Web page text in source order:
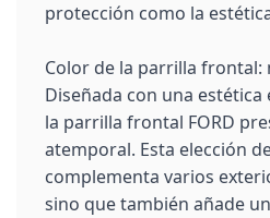
protección como la
Color de la parrilla frontal:
Diseñada con una
la parrilla frontal FORD
atemporal. Esta elección
complementa varios
sino que también añade